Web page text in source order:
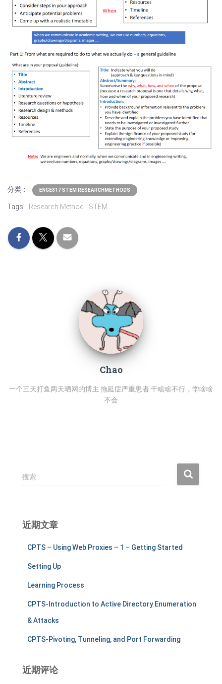
分类： ENGE817 STEM RESEARCHMETHODS
Tags: Research Method STEM
Chao
一个三天打鱼两天晒网的博主 拖延症严重患者 干啥啥不行，学啥啥
不会
搜
索
搜索…
近期文章
CPTS – Using Web Proxies – 1 – Getting Started
Setting Up
Learning Process
CPTS-Introduction to Active Directory Enumeration
& Attacks
CPTS-Pivoting, Tunneling, and Port Forwarding
近期评论